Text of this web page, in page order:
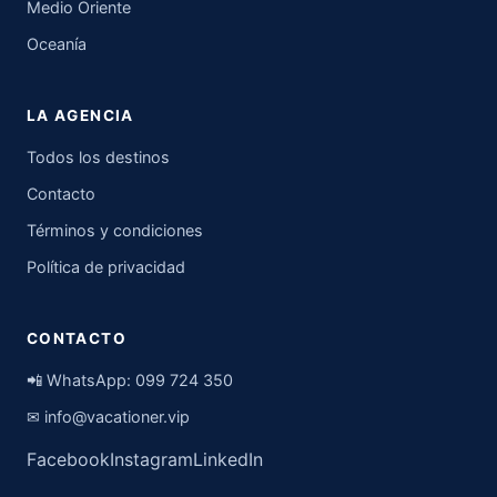
Medio Oriente
Oceanía
LA AGENCIA
Todos los destinos
Contacto
Términos y condiciones
Política de privacidad
CONTACTO
📲 WhatsApp: 099 724 350
✉ info@vacationer.vip
FacebookInstagramLinkedIn